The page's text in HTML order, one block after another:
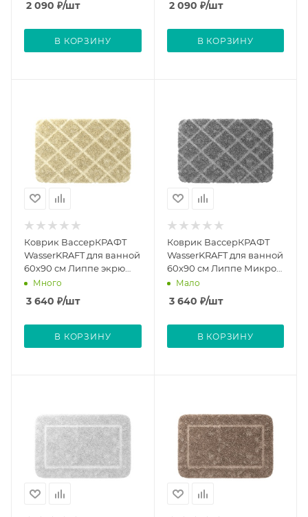
2 090 ₽/шт
В КОРЗИНУ
2 090 ₽/шт
В КОРЗИНУ
Коврик ВассерКРАФТ
WasserKRAFT для ванной
60х90 см Липпе экрю
Lippe Ecru
Много
3 640 ₽/шт
В КОРЗИНУ
Коврик ВассерКРАФТ
WasserKRAFT для ванной
60х90 см Липпе Микро
Чип Lippe Micro Chip
Мало
3 640 ₽/шт
В КОРЗИНУ